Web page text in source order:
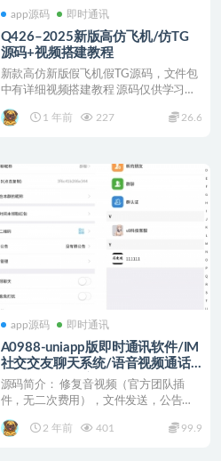
app源码 即时通讯
Q426–2025新版高仿飞机/仿TG
源码+视频搭建教程
新款高仿新版假飞机假TG源码，文件包
中有详细视频搭建教程 源码仅供学习交
1 年前
227 26.6
app源码 即时通讯
A0988-uniapp版即时通讯软件/IM
社交交友聊天系统/语音视频通话
双端APP/聊天交友APP源码+搭建
视频教程
源码简介： 修复音视频（官方团队插
件，无二次费用），文件发送，公告，
2 年前
401 99.9